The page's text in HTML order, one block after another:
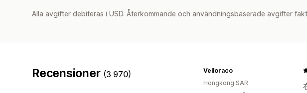
Alla avgifter debiteras i USD. Återkommande och användningsbaserade avgifter
Recensioner (3 970)
Velloraco
Hongkong SAR